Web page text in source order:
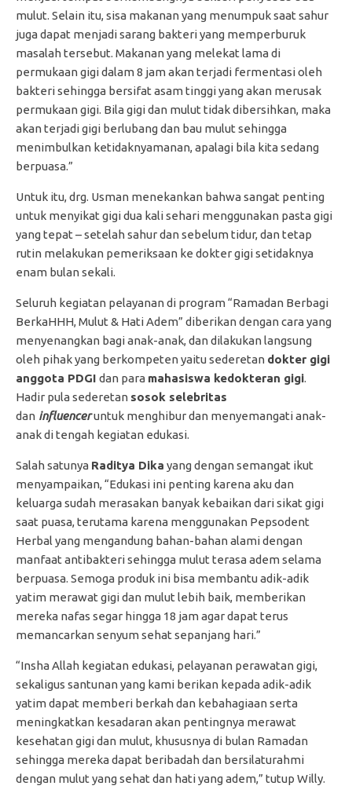
mulut. Selain itu, sisa makanan yang menumpuk saat sahur
juga dapat menjadi sarang bakteri yang memperburuk
masalah tersebut. Makanan yang melekat lama di
permukaan gigi dalam 8 jam akan terjadi fermentasi oleh
bakteri sehingga bersifat asam tinggi yang akan merusak
permukaan gigi. Bila gigi dan mulut tidak dibersihkan, maka
akan terjadi gigi berlubang dan bau mulut sehingga
menimbulkan ketidaknyamanan, apalagi bila kita sedang
berpuasa.”
Untuk itu, drg. Usman menekankan bahwa sangat penting
untuk menyikat gigi dua kali sehari menggunakan pasta gigi
yang tepat – setelah sahur dan sebelum tidur, dan tetap
rutin melakukan pemeriksaan ke dokter gigi setidaknya
enam bulan sekali.
Seluruh kegiatan pelayanan di program “Ramadan Berbagi
BerkaHHH, Mulut & Hati Adem” diberikan dengan cara yang
menyenangkan bagi anak-anak, dan dilakukan langsung
oleh pihak yang berkompeten yaitu sederetan dokter gigi
anggota PDGI dan para mahasiswa kedokteran gigi.
Hadir pula sederetan sosok selebritas
dan influenceruntuk menghibur dan menyemangati anak-
anak di tengah kegiatan edukasi.
Salah satunya Raditya Dika yang dengan semangat ikut
menyampaikan, “Edukasi ini penting karena aku dan
keluarga sudah merasakan banyak kebaikan dari sikat gigi
saat puasa, terutama karena menggunakan Pepsodent
Herbal yang mengandung bahan-bahan alami dengan
manfaat antibakteri sehingga mulut terasa adem selama
berpuasa. Semoga produk ini bisa membantu adik-adik
yatim merawat gigi dan mulut lebih baik, memberikan
mereka nafas segar hingga 18 jam agar dapat terus
memancarkan senyum sehat sepanjang hari.”
“Insha Allah kegiatan edukasi, pelayanan perawatan gigi,
sekaligus santunan yang kami berikan kepada adik-adik
yatim dapat memberi berkah dan kebahagiaan serta
meningkatkan kesadaran akan pentingnya merawat
kesehatan gigi dan mulut, khususnya di bulan Ramadan
sehingga mereka dapat beribadah dan bersilaturahmi
dengan mulut yang sehat dan hati yang adem,” tutup Willy.